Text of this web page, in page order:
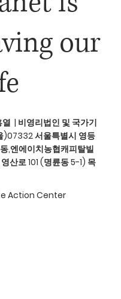
our
Action Center
| 비영리법인 및 국가기
서울특별시 영등
,엔에이치농협캐피탈빌
산로 101 (명륜동 5-1) 목